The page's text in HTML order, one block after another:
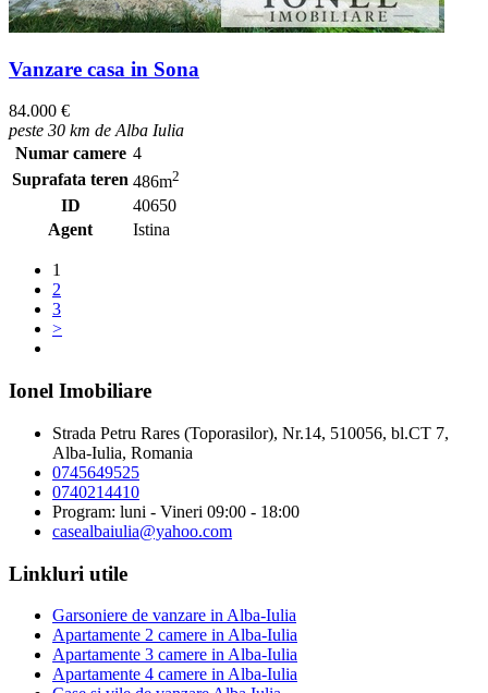
Vanzare casa in Sona
84.000 €
peste 30 km de Alba Iulia
Numar camere 4
Suprafata teren 486m2
ID
40650
Agent
Istina
1
2
3
>
Ionel Imobiliare
Strada Petru Rares (Toporasilor), Nr.14, 510056, bl.CT 7,
Alba-Iulia, Romania
0745649525
0740214410
Program: luni - Vineri 09:00 - 18:00
casealbaiulia@yahoo.com
Linkluri utile
Garsoniere de vanzare in Alba-Iulia
Apartamente 2 camere in Alba-Iulia
Apartamente 3 camere in Alba-Iulia
Apartamente 4 camere in Alba-Iulia